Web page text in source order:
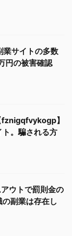
サイトの多数
円の被害確認
】
。騙される方
ウトで罰則金の
副業は存在し